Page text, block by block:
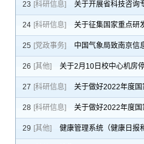
23 [科研信息] 关于开展省科技咨询
24 [科研信息] 关于征集国家重点研
25 [党政事务] 中国气象局致南京信
26 [其他] 关于2月10日校中心机房
27 [科研信息] 关于做好2022年度
28 [科研信息] 关于做好2022年度
29 [其他] 健康管理系统（健康日报